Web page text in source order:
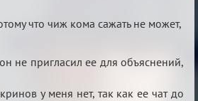
что чиж кома сажать не может,
не пригласил ее для объяснений,
у меня нет, так как ее чат до